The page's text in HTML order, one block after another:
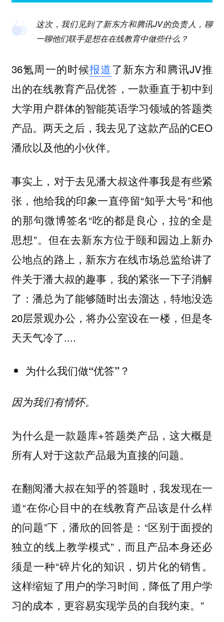
这次，我们见到了新东方和腾讯JV的负责人，聊
一聊他们联手是想在在线教育中做些什么？
36氪周一的时候报道了新东方和腾讯JV推
出的在线教育产品优答，一款垂直于初中到
大学用户群体的智能英语学习领域的答题类
产品。两天之后，我去见了这款产品的CEO
潘欣以及他的小伙伴。
事实上，对于去见潘大叔这件事我是有些紧
张，他给我的印象一直停留“知乎大号”和他
的那句微博签名“吃的都是良心，拉的全是
思想”。但在去新东方位于颐和园边上新办
公地点的路上，新东方在线市场总监给讲了
件关于潘大叔的趣事，我的紧张一下子消解
了：潘总为了能够随时出去溜达，特地没选
20层景观办公，将办公室设在一楼，但是冬
天天气冷了....
为什么我们做“优答”？
因为我们有情怀。
为什么是一款题库+答题类产品，这大概是
所有人对于这款产品最为直接的问题。
在翻阅潘大叔在知乎的答题时，我发现在一
道“在你心目中的在线教育产品该是什么样
的问题”下，潘欣的回答是：“区别于面授的
独立的线上教学模式”，而且产品本身还必
须是一种“碎片化的知识，切片化的销售。
这样缩短了用户的学习时间，降低了用户学
习的成本，更容易实现学员的自我约束。”